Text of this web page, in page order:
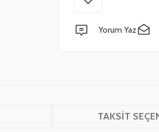
Yorum Yaz
TAKSIT